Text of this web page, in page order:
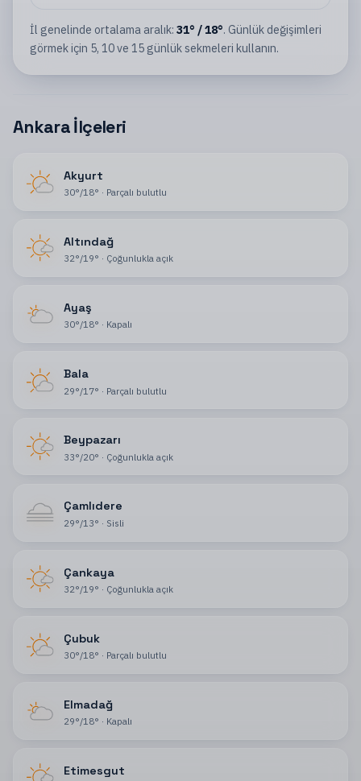
İl genelinde ortalama aralık: 31° /18°. Günlük değişimleri
görmek için 5, 10 ve 15 günlük sekmeleri kullanın.
Ankara İlçeleri
Akyurt
30°/18° · Parçalı bulutlu
Altındağ
32°/19° · Çoğunlukla açık
Ayaş
30°/18° · Kapalı
Bala
29°/17° · Parçalı bulutlu
Beypazarı
33°/20° · Çoğunlukla açık
Çamlıdere
29°/13° · Sisli
Çankaya
32°/19° · Çoğunlukla açık
Çubuk
30°/18° · Parçalı bulutlu
Elmadağ
29°/18° · Kapalı
Etimesgut